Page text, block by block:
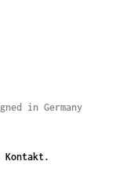
in Germany
Kontakt.